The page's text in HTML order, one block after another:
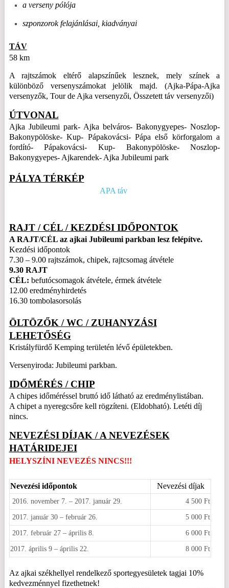
a verseny pólója
szponzorok felajánlásai, kiadványai
TÁV
58 km
A rajtszámok eltérő alapszínűek lesznek, mely színek a
különböző versenyszámokat jelölik majd. (Ajka-Pápa-Ajka
versenyzők, Tour de Ajka versenyzői, Összetett táv versenyzői)
ÚTVONAL
Ajka Jubileumi park- Ajka belváros- Bakonygyepes- Noszlop-
Bakonypölöske- Kup- Pápakovácsi- Pápa első körforgalom a
fordító- Pápakovácsi- Kup- Bakonypölöske- Noszlop-
Bakonygyepes- Ajkarendek- Ajka Jubileumi park
PÁLYA TÉRKÉP
APA táv
RAJT / CÉL / KEZDÉSI IDŐPONTOK
A RAJT/CÉL az ajkai Jubileumi parkban lesz felépítve.
Kezdési időpontok
7.30 – 9.00 rajtszámok, chipek, rajtcsomag átvétele
9.30 RAJT
CÉL: befutócsomagok átvétele, érmek átvétele
12.00 eredményhirdetés
16.30 tombolasorsolás
ÖLTÖZŐK / WC / ZUHANYZÁSI
LEHETŐSÉG
Kristályfürdő Kemping területén lévő épületekben.
Versenyiroda: Jubileumi parkban.
IDŐMÉRÉS / CHIP
A chipes időméréssel bruttó idő látható az eredménylistában.
A chipet a nyeregcsőre kell rögzíteni. (Eldobható). Letéti díj
nincs.
NEVEZÉSI DÍJAK / A NEVEZÉSEK
HATÁRIDEJEI
HELYSZÍNI NEVEZÉS NINCS!!!
Nevezési időpontok Nevezési díjak
2016. november 7. – 2017. január 29. 4 500 Ft
2017. január 30 – február 26. 5 000 Ft
2017. február 27 – április 8. 6 000 Ft
2017. április 9 – április 22. 8 000 Ft
Az ajkai székhellyel rendelkező sportegyesületek tagjai 10%
kedvezménnyel fizethetnek!